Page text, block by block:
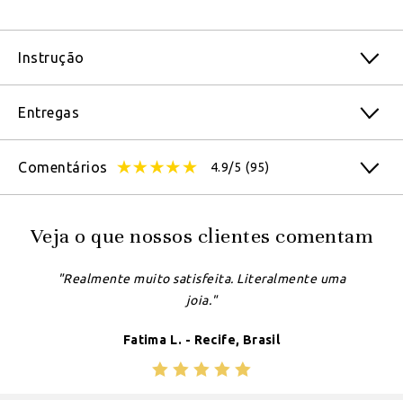
Instrução
Entregas
Comentários 4.9/5 (95)
Veja o que nossos clientes comentam
"Realmente muito satisfeita. Literalmente uma
joia."
Fatima L. - Recife, Brasil